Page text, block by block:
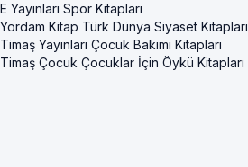
E Yayınları Spor Kitapları
Yordam Kitap Türk Dünya Siyaset Kitapları
Timaş Yayınları Çocuk Bakımı Kitapları
Timaş Çocuk Çocuklar İçin Öykü Kitapları